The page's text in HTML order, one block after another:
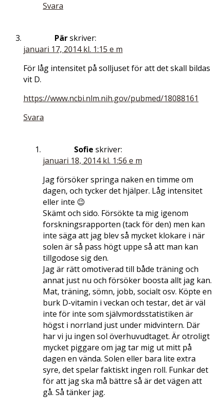
Svara
Pärskriver:
januari 17, 2014 kl. 1:15 e m
För låg intensitet på solljuset för att det skall bildas
vit D.
https://www.ncbi.nlm.nih.gov/pubmed/18088161
Svara
Sofie skriver:
januari 18, 2014 kl. 1:56 e m
Jag försöker springa naken en timme om
dagen, och tycker det hjälper. Låg intensitet
eller inte 😉
Skämt och sido. Försökte ta mig igenom
forskningsrapporten (tack för den) men kan
inte säga att jag blev så mycket klokare i när
solen är så pass högt uppe så att man kan
tillgodose sig den.
Jag är rätt omotiverad till både träning och
annat just nu och försöker boosta allt jag kan.
Mat, träning, sömn, jobb, socialt osv. Köpte en
burk D-vitamin i veckan och testar, det är väl
inte för inte som självmordsstatistiken är
högst i norrland just under midvintern. Där
har vi ju ingen sol överhuvudtaget. Är otroligt
mycket piggare om jag tar mig ut mitt på
dagen en vända. Solen eller bara lite extra
syre, det spelar faktiskt ingen roll. Funkar det
för att jag ska må bättre så är det vägen att
gå. Så tänker jag.